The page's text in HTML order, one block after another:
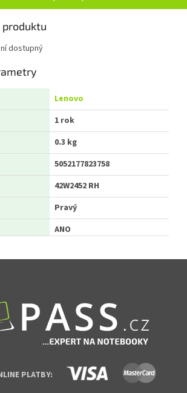
produktu
dostupný
Lenovo
1 rok
0.3 kg
5052177823758
42W2452 RH
Pravý
ANO
PLATBY: